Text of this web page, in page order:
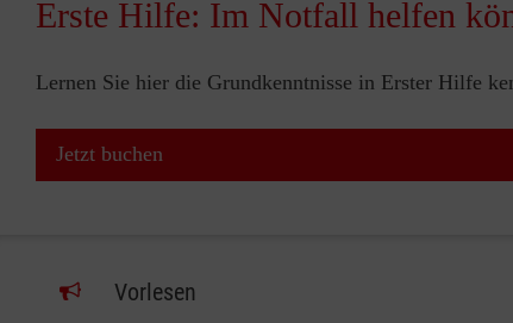
Erste Hilfe: Im Notfall helfen
Lernen Sie hier die Grundkenntnisse in Erster Hilfe
Jetzt buchen
Vorlesen